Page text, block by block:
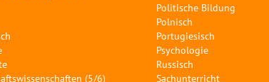
(5/6)
Politische Bildung
Polnisch
Portugiesisch
Psychologie
Russisch
Sachunterricht